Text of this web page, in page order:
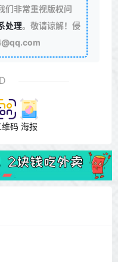
们非常重视版权问
处理。敬请谅解！侵
维码 海报